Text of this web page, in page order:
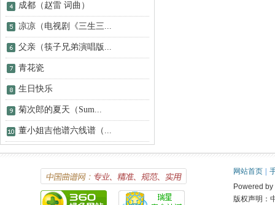
成都（赵雷 词曲）
凉凉（电视剧《三生三...
父亲（筷子兄弟演唱版...
青花瓷
生日快乐
菊次郎的夏天（Sum...
董小姐吉他谱六线谱（...
网站首页
Powered
版权声明：